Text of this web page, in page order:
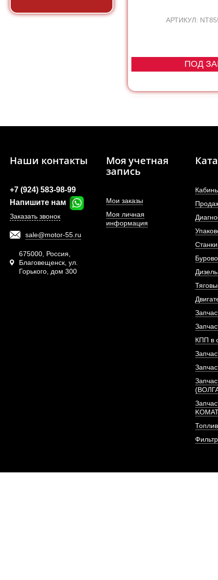
АРТИКУЛ:
ПОД
Фильтр топливный
двигателя
АРТИКУЛ:
ПОД
Наши контакты
+7 (924) 583-98-99
Напишите нам
Заказать звонок
sale@motor-55.ru
675000, Россия,
Благовещенск, ул.
Горького, дом 300
Моя учетная
запись
Мои заказы
Моя личная
информация
КПП в